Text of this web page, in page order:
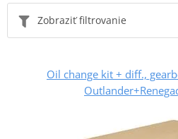
Zobraziť filtrovanie
Oil change kit + diff.,